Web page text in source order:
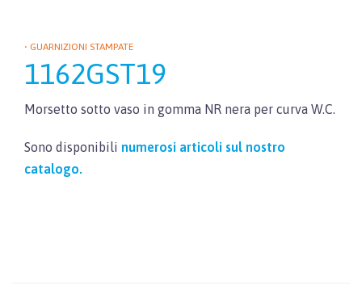
• GUARNIZIONI STAMPATE
1162GST19
Morsetto sotto vaso in gomma NR nera per curva W.C.
Sono disponibili numerosi articoli sul nostro
catalogo.